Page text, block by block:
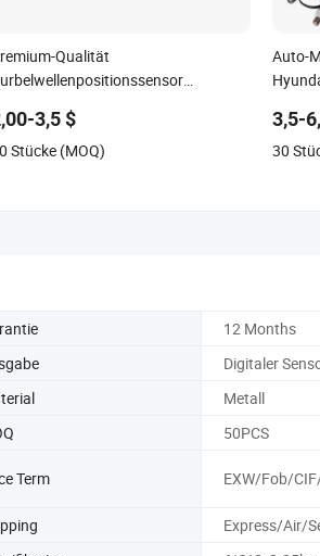
Qualität
S101938001z Auto Ckp
für GM
3,5 $
Stücke (MOQ)
Auto-
3,5-
30
12 Months
Digitaler
Metall
50PCS
Term EXW/Fob/
Express/Air/